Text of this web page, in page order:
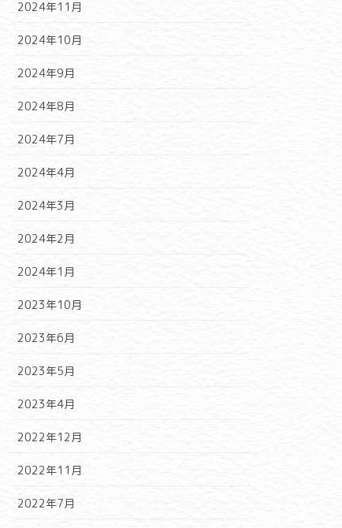
2024年11月
2024年10月
2024年9月
2024年8月
2024年7月
2024年4月
2024年3月
2024年2月
2024年1月
2023年10月
2023年6月
2023年5月
2023年4月
2022年12月
2022年11月
2022年7月